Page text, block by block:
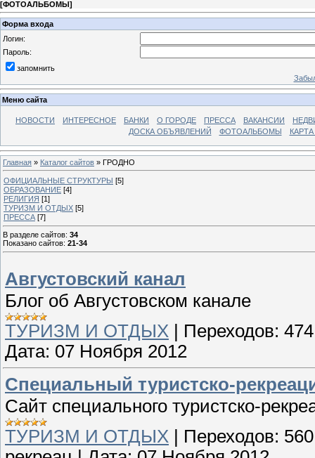
[ФОТОАЛЬБОМЫ]
Форма входа
Логин:
Пароль:
запомнить
Меню сайта
НОВОСТИ ИНТЕРЕСНОЕ БАНКИ О ГОРОДЕ ПРЕССА ВАКАНСИИ
ДОСКА ОБЪЯВЛЕНИЙ
ФОТОАЛЬБОМЫ
Главная » Каталог сайтов » ГРОДНО
ОФИЦИАЛЬНЫЕ СТРУКТУРЫ [5]
ОБРАЗОВАНИЕ [4]
РЕЛИГИЯ [1]
ТУРИЗМ И ОТДЫХ [5]
ПРЕССА [7]
В разделе сайтов: 34
Показано сайтов: 21-34
Августовский канал
Блог об Августовском канале
ТУРИЗМ И ОТДЫХ | Переходов: 474
Дата: 07 Ноября 2012
Специальный туристско-
Сайт специального туристско-
ТУРИЗМ И ОТДЫХ
Переходов: 560